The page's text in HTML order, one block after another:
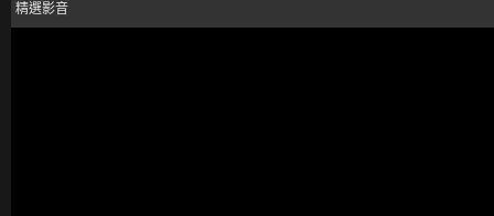
精選影音